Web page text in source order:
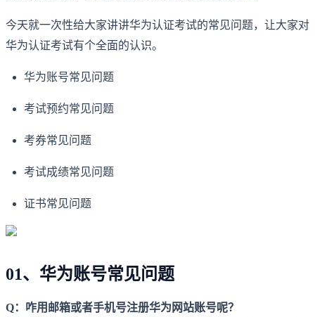
今天就一次性给大家讲讲华为认证考试的常见问题，让大家对
华为认证考试有个全面的认识。
华为账号常见问题
考试预约常见问题
考券常见问题
考试成绩常见问题
证书常见问题
01、华为账号常见问题
Q：咋用邮箱或者手机号注册华为网站账号呢？